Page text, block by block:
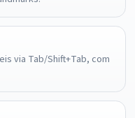
via Tab/Shift+Tab, com